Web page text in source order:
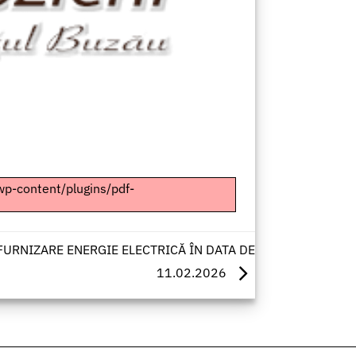
content/plugins/pdf-
ENERGIE ELECTRICĂ ÎN DATA DE
11.02.2026